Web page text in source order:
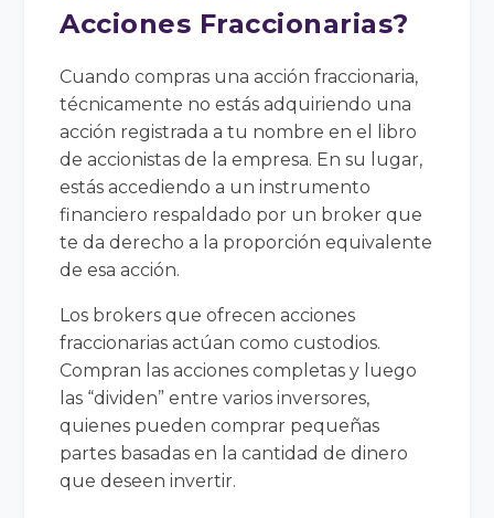
Acciones Fraccionarias?
Cuando compras una acción fraccionaria,
técnicamente no estás adquiriendo una
acción registrada a tu nombre en el libro
de accionistas de la empresa. En su lugar,
estás accediendo a un instrumento
financiero respaldado por un broker que
te da derecho a la proporción equivalente
de esa acción.
Los brokers que ofrecen acciones
fraccionarias actúan como custodios.
Compran las acciones completas y luego
las “dividen” entre varios inversores,
quienes pueden comprar pequeñas
partes basadas en la cantidad de dinero
que deseen invertir.